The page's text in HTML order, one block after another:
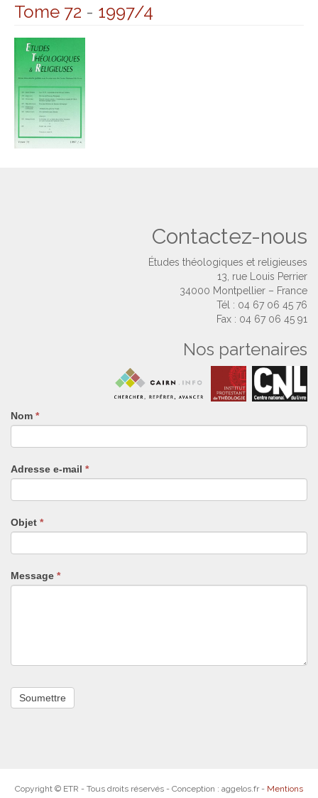
Tome 72 - 1997/4
Contactez-nous
Études théologiques et religieuses
13, rue Louis Perrier
34000 Montpellier – France
Tél : 04 67 06 45 76
Fax : 04 67 06 45 91
Nos partenaires
Nom *
Adresse e-mail *
Objet *
Message *
Si
vous
êtes
humain,
remplissez
ce
Copyright © ETR - Tous droits réservés - Conception : aggelos.fr - Mentions